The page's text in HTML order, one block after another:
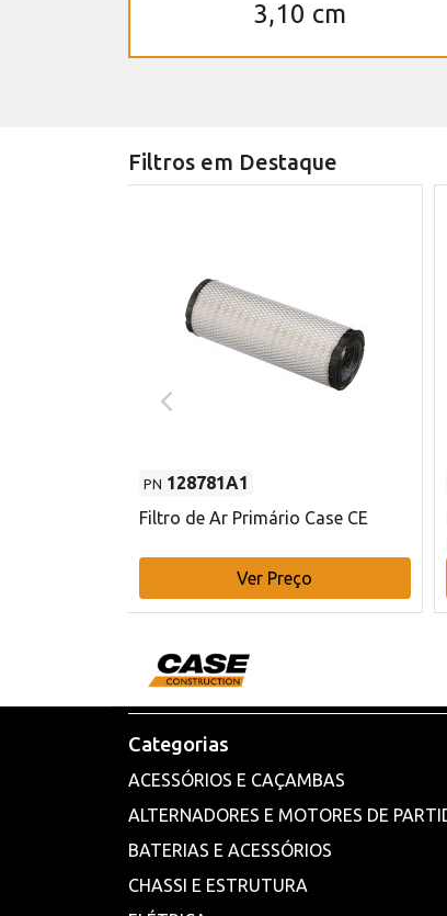
3,10 cm
Filtros em Destaque
PN 128781A1
Filtro de Ar Primário Case CE
Ver Preço
Categorias
ACESSÓRIOS E CAÇAMBAS
ALTERNADORES E MOTORES DE
BATERIAS E ACESSÓRIOS
CHASSI E ESTRUTURA